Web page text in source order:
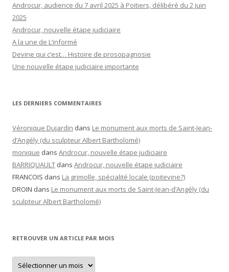
A la une de L’informé
Devine qui c’est… Histoire de prosopagnosie
Une nouvelle étape judiciaire importante
LES DERNIERS COMMENTAIRES
d’Angély (du sculpteur Albert Bartholomé)
BARRIQUAULTdans Androcur, nouvelle étape judiciaire
FRANCOISdansLa grimolle, spécialité locale (poitevine?)
DROINdansLe monument aux morts de Saint-Jean-d’Angély (du
sculpteur Albert Bartholomé)
RETROUVER UN ARTICLE PAR MOIS
article
RETROUVER LES ARTICLES PAR CATÉGORIE